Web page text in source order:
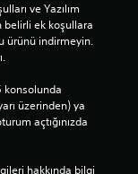
ve Yazılım
belirli ek koşullara
ürünü indirmeyin.
konsolunda
üzerinden) ya
açtığınızda
hakkında bilgi